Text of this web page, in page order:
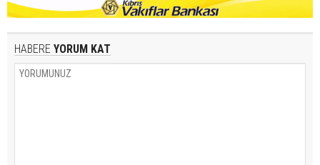
HABERE YORUM KAT